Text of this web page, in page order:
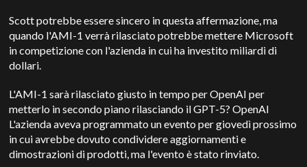
Scott potrebbe essere sincero in questa affermazione, ma
quando l'AMI-1 verrà rilasciato potrebbe mettere Microsoft
in competizione con l'azienda in cui ha investito miliardi di
dollari.
L'AMI-1 sarà rilasciato giusto in tempo perOpenAI per
metterlo in secondo piano rilasciando il GPT-5?OpenAI
L'azienda aveva programmato un evento per giovedì prossimo
in cui avrebbe dovuto condividere aggiornamenti e
dimostrazioni di prodotti, ma l'evento è stato rinviato.